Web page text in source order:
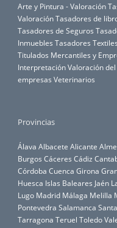
Arte y Pintura - Valoración
ValoraciónTasadores de
Tasadores de Seguros
Inmuebles Tasadores Textiles
Titulados Mercantiles y
InterpretaciónValoración
empresas Veterinarios
Provincias
Álava Albacete Alicante
Burgos Cáceres Cádiz
Córdoba Cuenca Girona
Huesca Islas Baleares Jaén
Lugo Madrid Málaga Melilla
Pontevedra Salamanca
Tarragona Teruel Toledo